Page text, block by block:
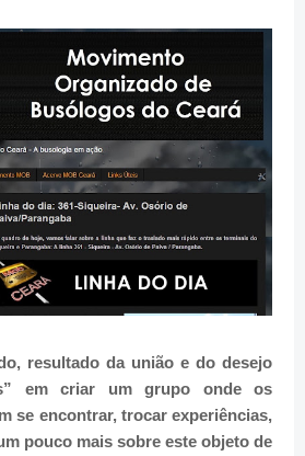
resultado da união e do desejo
em criar um grupo onde os
se encontrar, trocar experiências,
pouco mais sobre este objeto de